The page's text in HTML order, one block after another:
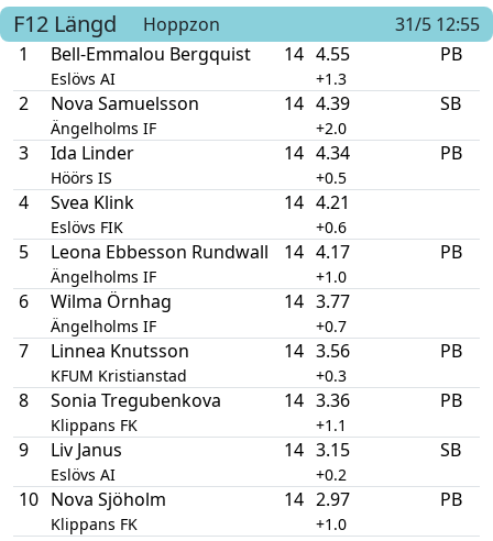
F12 Längd Hoppzon
31/5 12:55
1
Bell-Emmalou Bergquist
Eslövs AI
14 4.55
+1.3
PB
2 Nova Samuelsson
Ängelholms IF
14 4.39
+2.0
SB
3 Ida Linder
Höörs IS
14 4.34
+0.5
PB
4 Svea Klink
Eslövs FIK
14 4.21
+0.6
5 Leona Ebbesson Rundwall
Ängelholms IF
14 4.17
+1.0
PB
6 Wilma Örnhag
Ängelholms IF
14 3.77
+0.7
7 Linnea Knutsson
KFUM Kristianstad
14 3.56
+0.3
PB
8 Sonia Tregubenkova
Klippans FK
14 3.36
+1.1
PB
9 Liv Janus
Eslövs AI
14 3.15
+0.2
SB
10 Nova Sjöholm
Klippans FK
14 2.97
+1.0
PB